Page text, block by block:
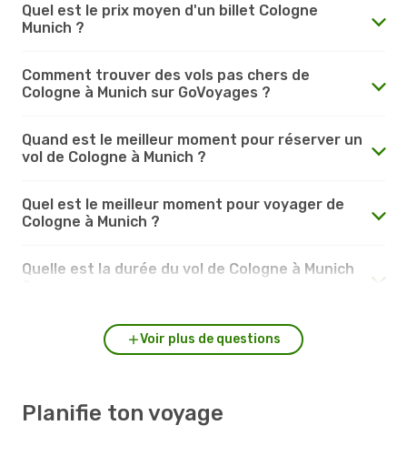
Quel est le prix moyen d'un billet Cologne
Munich ?
Comment trouver des vols pas chers de
Cologne à Munich sur GoVoyages ?
Quand est le meilleur moment pour réserver un
vol de Cologne à Munich ?
Quel est le meilleur moment pour voyager de
Cologne à Munich ?
Quelle est la durée du vol de Cologne à Munich
Voir plus de questions
Planifie ton voyage